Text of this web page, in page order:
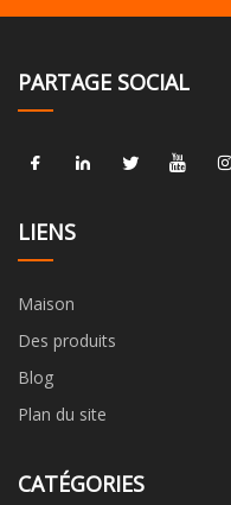
PARTAGE SOCIAL
LIENS
Maison
Des produits
Blog
Plan du site
CATÉGORIES